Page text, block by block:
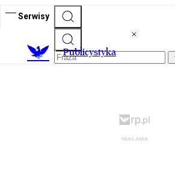
Serwisy
Publicystyka